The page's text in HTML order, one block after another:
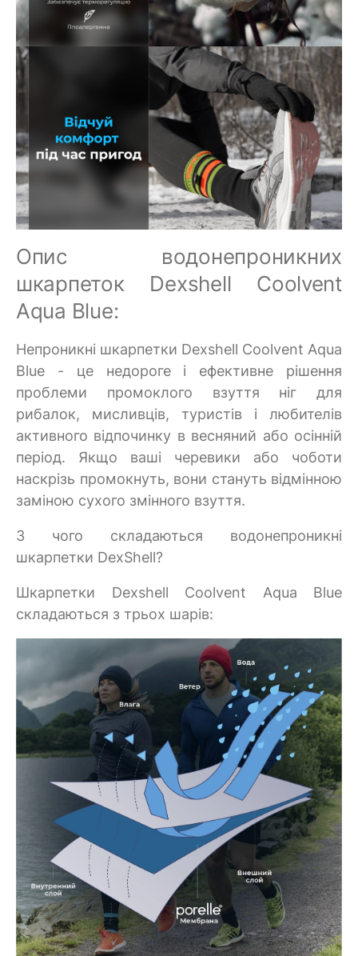
Опис водонепроникних
шкарпеток Dexshell Coolvent
Aqua Blue:
Непроникні шкарпетки Dexshell Coolvent Aqua
Blue - це недороге і ефективне рішення
проблеми промоклого взуття ніг для
рибалок, мисливців, туристів і любителів
активного відпочинку в весняний або осінній
період. Якщо ваші черевики або чоботи
наскрізь промокнуть, вони стануть відмінною
заміною сухого змінного взуття.
З чого складаються водонепроникні
шкарпетки DexShell?
Шкарпетки Dexshell Coolvent Aqua Blue
складаються з трьох шарів: